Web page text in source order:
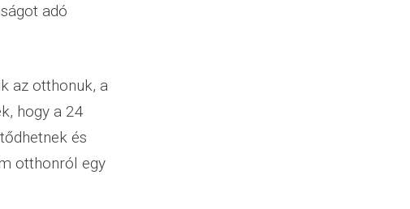
adó
az otthonuk, a
hogy a 24
és
otthonról egy